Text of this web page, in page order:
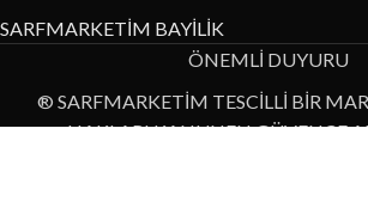
SARFMARKETİM BAYİLİK
ÖNEMLİ DUYURU
® SARFMARKETİM TESCİLLİ BİR
HAKLARI KANUNEN GÜVENCE